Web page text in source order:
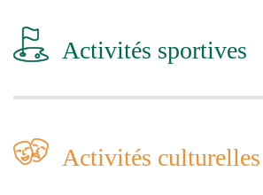
Activités sportives
Activités culturelles